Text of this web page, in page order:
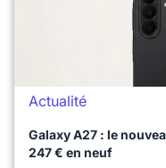
Actualité
Galaxy A27 : le
247 € en neuf